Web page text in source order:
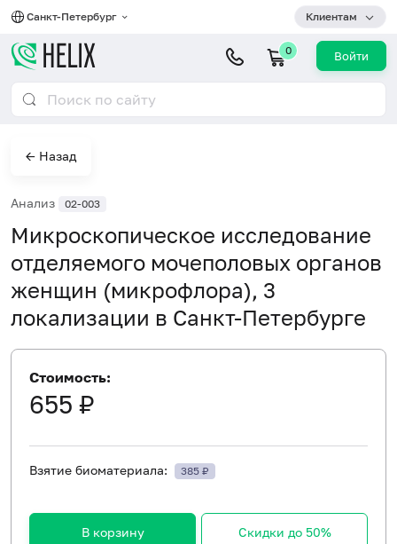
Санкт-Петербург Клиентам
0 Войти
← Назад
Анализ 02-003
Микроскопическое исследование
отделяемого мочеполовых органов
женщин (микрофлора), 3
локализации в Санкт-Петербурге
Стоимость:
655 ₽
Взятие биоматериала: 385 ₽
В корзину Скидки до 50%